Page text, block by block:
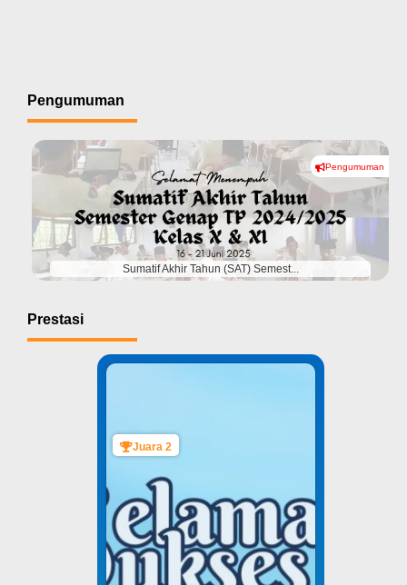
Pengumuman
Pengumuman
#
Sumatif Akhir Tahun (SAT) Semest...
Prestasi
Juara 2